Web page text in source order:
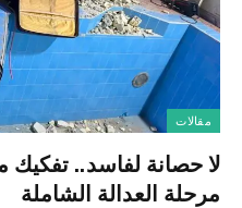
مقالات
لا حصانة لفاسد.. تفكيك
مرحلة العدالة الشاملة